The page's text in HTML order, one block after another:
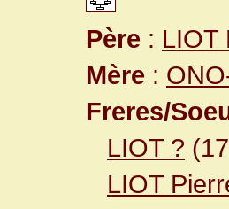
Père : LIOT
Mère :
Freres/
LIOT ?
LIOT